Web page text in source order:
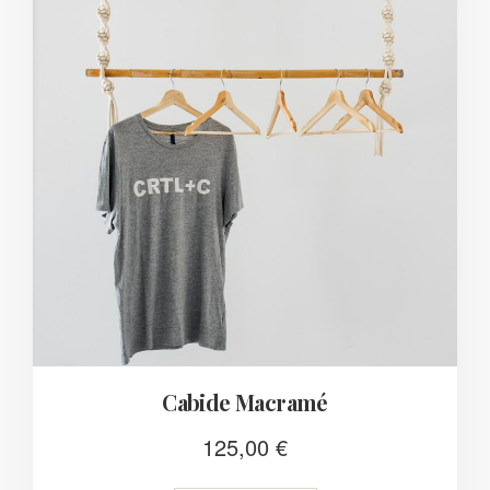
Cabide Macramé
125,00 €